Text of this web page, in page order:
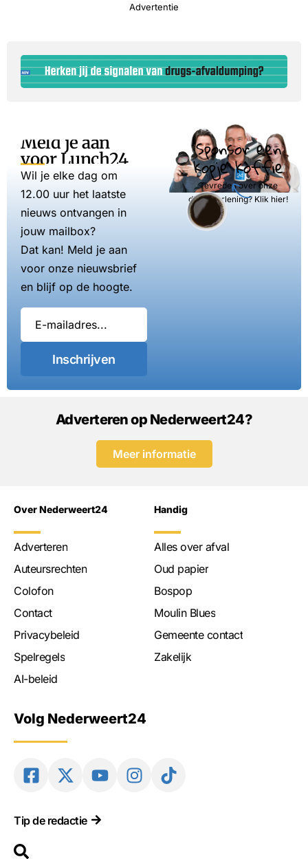
Advertentie
Meld je aan
voor Lunch24
Wil je elke dag om
12.00 uur het laatste
nieuws ontvangen in
jouw mailbox?
Dat kan! Meld je aan
voor onze nieuwsbrief
en blijf op de hoogte.
Inschrijven
Sponsor een
kopje koffie
Tevreden over onze
dienstverlening? Klik hier!
Adverteren op Nederweert24?
Meer informatie
Over Nederweert24
Adverteren
Auteursrechten
Colofon
Contact
Privacybeleid
Spelregels
AI-beleid
Handig
Alles over afval
Oud papier
Bospop
Moulin Blues
Gemeente contact
Zakelijk
Volg Nederweert24
Tip de redactie